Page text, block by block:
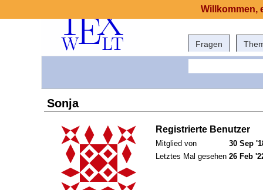
Fragen
Sonja
Registrierte Benutzer
Mitglied von
30 Sep
Letztes Mal gesehen 26 Feb
Willkommen,